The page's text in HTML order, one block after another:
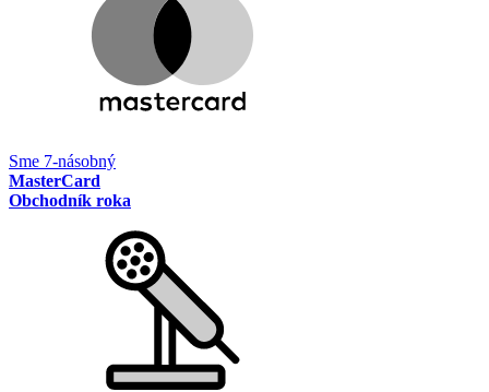
Sme 7-násobný
MasterCard
Obchodník roka